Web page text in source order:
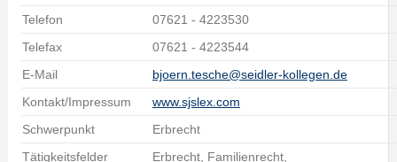
Telefon
07621 - 4223530
Telefax
07621 - 4223544
E-Mail
bjoern.tesche@seidler-kollegen.de
Kontakt/Impressum
www.sjslex.com
Schwerpunkt
Erbrecht
Tätigkeitsfelder
Erbrecht, Familienrecht,